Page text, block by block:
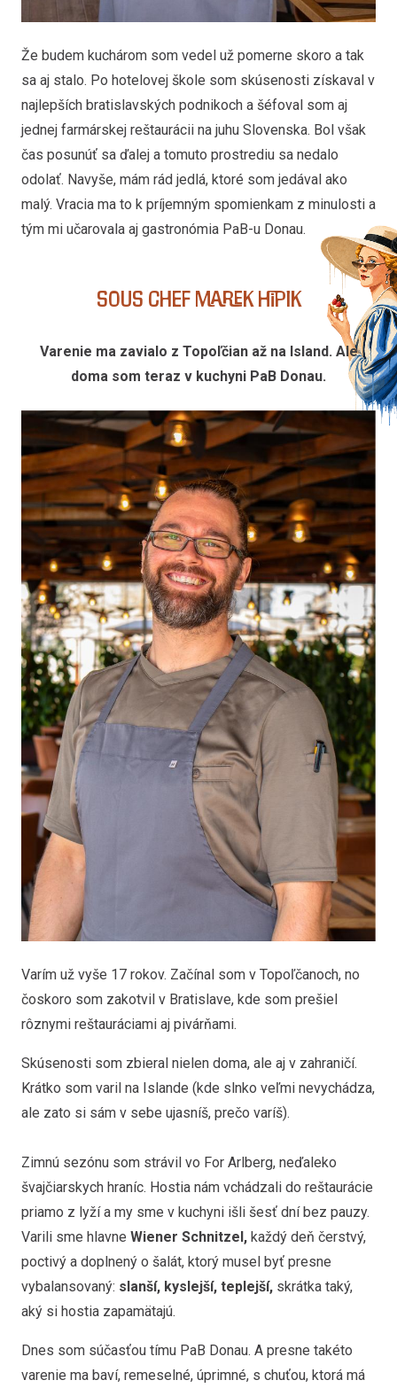
Že budem kuchárom som vedel už pomerne skoro a tak
sa aj stalo. Po hotelovej škole som skúsenosti získaval v
najlepších bratislavských podnikoch a šéfoval som aj
jednej farmárskej reštaurácii na juhu Slovenska. Bol však
čas posunúť sa ďalej a tomuto prostrediu sa nedalo
odolať. Navyše, mám rád jedlá, ktoré som jedával ako
malý. Vracia ma to k príjemným spomienkam z minulosti a
tým mi učarovala aj gastronómia PaB-u Donau.
Sous Chef Marek Hipik
Varenie ma zavialo z Topoľčian až na Island. Ale
doma som teraz v kuchyni PaB Donau.
Varím už vyše 17 rokov. Začínal som v Topoľčanoch, no
čoskoro som zakotvil v Bratislave, kde som prešiel
rôznymi reštauráciami aj pivárňami.
Skúsenosti som zbieral nielen doma, ale aj v zahraničí.
Krátko som varil na Islande (kde slnko veľmi nevychádza,
ale zato si sám v sebe ujasníš, prečo varíš).
Zimnú sezónu som strávil vo For Arlberg, neďaleko
švajčiarskych hraníc. Hostia nám vchádzali do reštaurácie
priamo z lyží a my sme v kuchyni išli šesť dní bez pauzy.
Varili sme hlavne Wiener Schnitzel, každý deň čerstvý,
poctivý a doplnený o šalát, ktorý musel byť presne
vybalansovaný: slanší, kyslejší, teplejší, skrátka taký,
aký si hostia zapamätajú.
Dnes som súčasťou tímu PaB Donau. A presne takéto
varenie ma baví, remeselné, úprimné, s chuťou, ktorá má